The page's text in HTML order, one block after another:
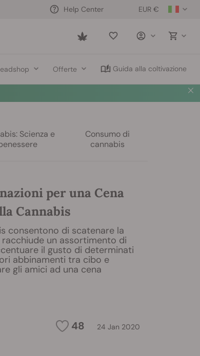
EUR €
Help Center
Saved
Offerte Guida alla coltivazione
Scienza e
Consumo di
cannabis
per una Cena
Cannabis
consentono di scatenare la
un assortimento di
il gusto di determinati
abbinamenti tra cibo e
gli amici ad una cena
48 24 Jan 2020